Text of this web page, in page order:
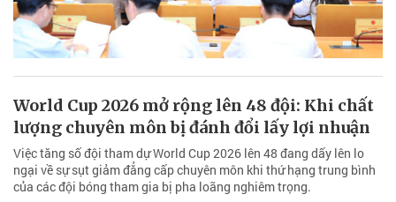
World Cup 2026 mở rộng lên 48 đội: Khi chất
lượng chuyên môn bị đánh đổi lấy lợi nhuận
Việc tăng số đội tham dự World Cup 2026 lên 48 đang dấy lên lo
ngại về sự sụt giảm đẳng cấp chuyên môn khi thứ hạng trung bình
của các đội bóng tham gia bị pha loãng nghiêm trọng.